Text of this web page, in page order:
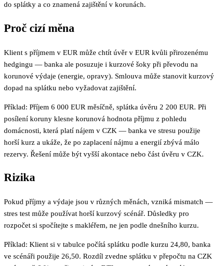
do splátky a co znamená zajištění v korunách.
Proč cizí měna
Klient s příjmem v EUR může chtít úvěr v EUR kvůli přirozenému
hedgingu — banka ale posuzuje i kurzové šoky při převodu na
korunové výdaje (energie, opravy). Smlouva může stanovit kurzový
dopad na splátku nebo vyžadovat zajištění.
Příklad: Příjem 6 000 EUR měsíčně, splátka úvěru 2 200 EUR. Při
posílení koruny klesne korunová hodnota příjmu z pohledu
domácnosti, která platí nájem v CZK — banka ve stresu použije
horší kurz a ukáže, že po zaplacení nájmu a energií zbývá málo
rezervy. Řešení může být vyšší akontace nebo část úvěru v CZK.
Rizika
Pokud příjmy a výdaje jsou v různých měnách, vzniká mismatch —
stres test může používat horší kurzový scénář. Důsledky pro
rozpočet si spočítejte s makléřem, ne jen podle dnešního kurzu.
Příklad: Klient si v tabulce počítá splátku podle kurzu 24,80, banka
ve scénáři použije 26,50. Rozdíl zvedne splátku v přepočtu na CZK